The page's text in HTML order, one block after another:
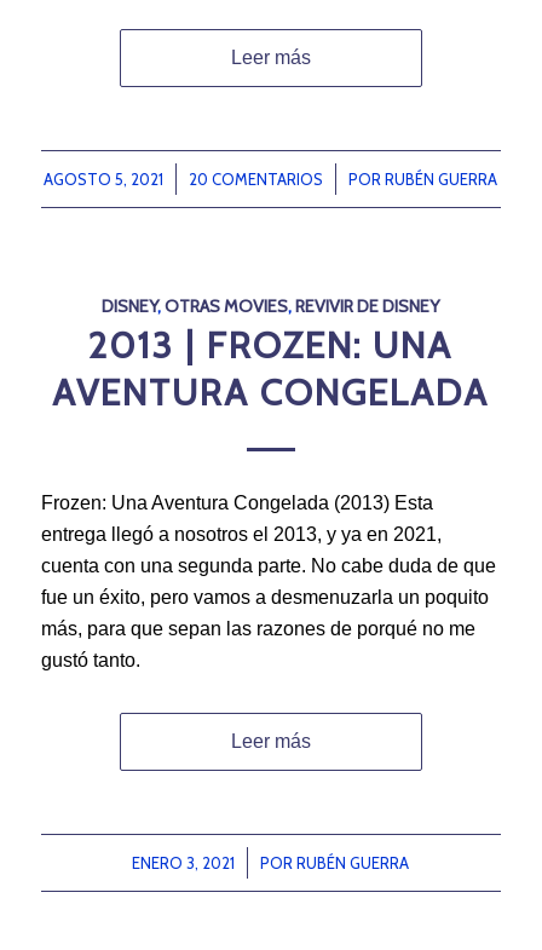
Leer más
AGOSTO 5, 2021
/ 20 COMENTARIOS
/ PORRUBÉN GUERRA
DISNEY,OTRAS MOVIES,REVIVIR DE DISNEY
2013 | FROZEN: UNA
AVENTURA CONGELADA
Frozen: Una Aventura Congelada (2013) Esta
entrega llegó a nosotros el 2013, y ya en 2021,
cuenta con una segunda parte. No cabe duda de que
fue un éxito, pero vamos a desmenuzarla un poquito
más, para que sepan las razones de porqué no me
gustó tanto.
Leer más
ENERO 3, 2021
/ PORRUBÉN GUERRA